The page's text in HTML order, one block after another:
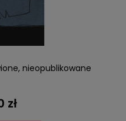
nieopublikowane
zł